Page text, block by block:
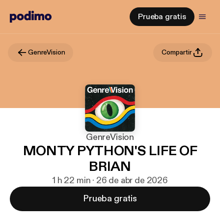
Prueba gratis
GenreVision Compartir
GenreVision
MONTY PYTHON'S LIFE OF
BRIAN
1 h 22 min · 26 de abr de 2026
Prueba gratis